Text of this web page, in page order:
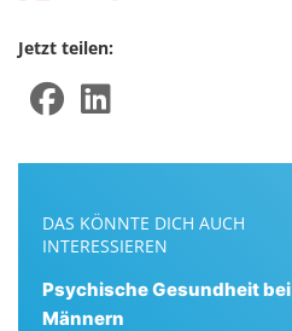
Jetzt teilen:
DAS KÖNNTE DICH AUCH
INTERESSIEREN
Psychische Gesundheit bei
Männern